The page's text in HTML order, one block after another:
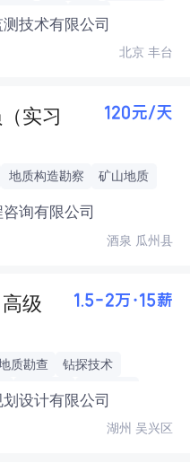
技术有限公司
北京 丰台
实习
120元/天
地质构造勘察
矿山地质
询有限公司
酒泉 瓜州县
级
1.5-2万·15薪
质勘查
钻探技术
设计有限公司
湖州 吴兴区